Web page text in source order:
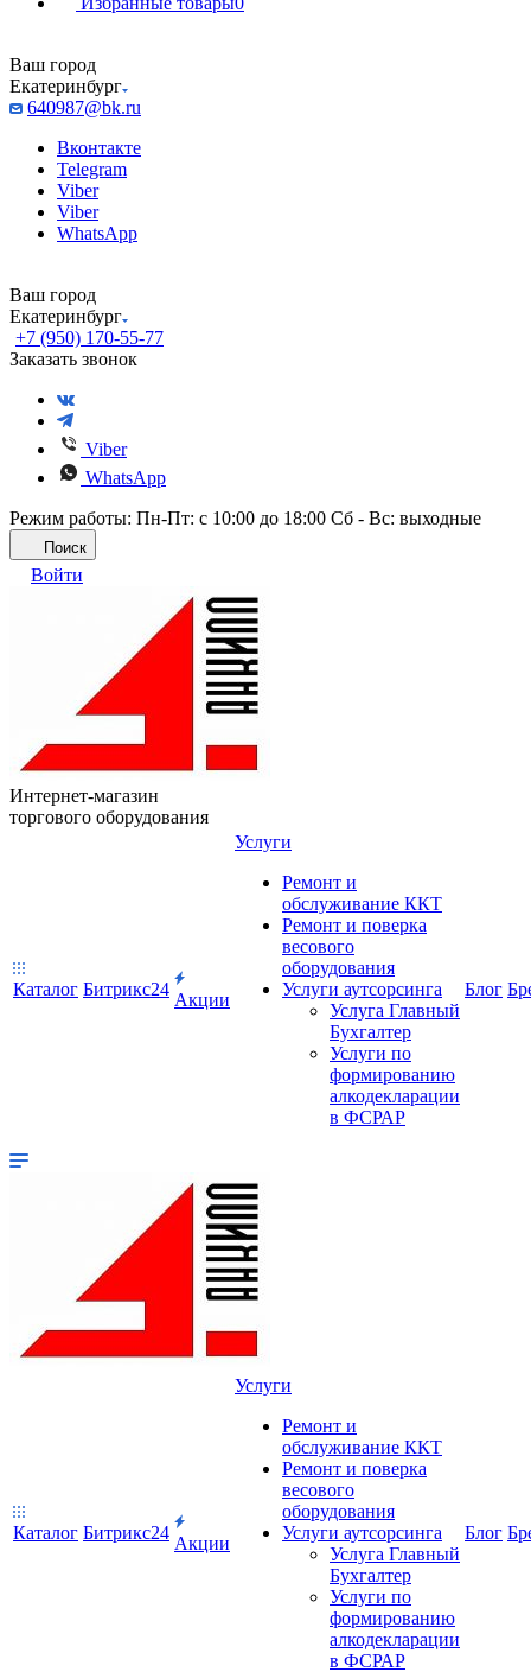
Ваш город
Екатеринбург
640987@bk.ru
Вконтакте
Telegram
Viber
Viber
WhatsApp
Ваш город
Екатеринбург
+7 (950) 170-55-77
Заказать звонок
Viber
WhatsApp
Режим работы: Пн-Пт: с 10:00 до 18:00 Сб - Вс: выходные
Поиск
Войти
Интернет-магазин
торгового оборудования
Каталог Битрикс24
Акции
Услуги
Ремонт и
обслуживание ККТ
Ремонт и поверка
весового
оборудования
Услуги аутсорсинга
Услуга Главный
Бухгалтер
Услуги по
формированию
алкодекларации
в ФСРАР
Блог
Каталог Битрикс24
Акции
Услуги
Ремонт и
обслуживание ККТ
Ремонт и поверка
весового
оборудования
Услуги аутсорсинга
Услуга Главный
Бухгалтер
Услуги по
формированию
алкодекларации
в ФСРАР
Блог